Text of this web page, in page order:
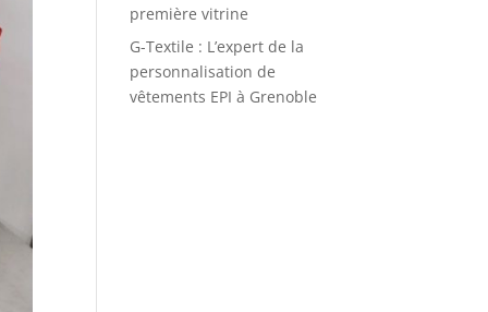
première vitrine
G-Textile : L’expert de la
personnalisation de
vêtements EPI à Grenoble